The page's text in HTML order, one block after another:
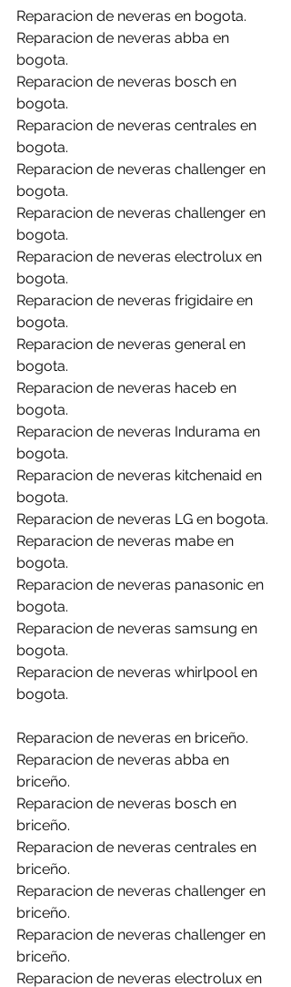
Reparacion de neveras en bogota.
Reparacion de neveras abba en
bogota.
Reparacion de neveras bosch en
bogota.
Reparacion de neveras centrales en
bogota.
Reparacion de neveras challenger en
bogota.
Reparacion de neveras challenger en
bogota.
Reparacion de neveras electrolux en
bogota.
Reparacion de neveras frigidaire en
bogota.
Reparacion de neveras general en
bogota.
Reparacion de neveras haceb en
bogota.
Reparacion de neveras Indurama en
bogota.
Reparacion de neveras kitchenaid en
bogota.
Reparacion de neveras LG en bogota.
Reparacion de neveras mabe en
bogota.
Reparacion de neveras panasonic en
bogota.
Reparacion de neveras samsung en
bogota.
Reparacion de neveras whirlpool en
bogota.
Reparacion de neveras en briceño.
Reparacion de neveras abba en
briceño.
Reparacion de neveras bosch en
briceño.
Reparacion de neveras centrales en
briceño.
Reparacion de neveras challenger en
briceño.
Reparacion de neveras challenger en
briceño.
Reparacion de neveras electrolux en